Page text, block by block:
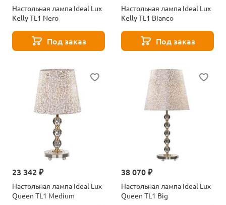
Настольная лампа Ideal Lux
Kelly TL1 Nero
Под заказ
Настольная лампа Ideal Lux
Kelly TL1 Bianco
Под заказ
23 342 ₽
Настольная лампа Ideal Lux
Queen TL1 Medium
38 070 ₽
Настольная лампа Ideal Lux
Queen TL1 Big